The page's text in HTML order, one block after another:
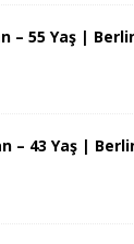
– 55 Yaş |
– 43 Yaş |